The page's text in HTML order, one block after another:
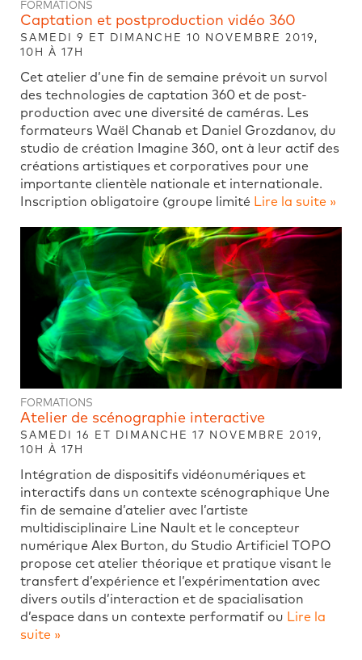
FORMATIONS
Captation et postproduction vidéo 360
SAMEDI 9 ET DIMANCHE 10 NOVEMBRE 2019,
10H À 17H
Cet atelier d’une fin de semaine prévoit un survol
des technologies de captation 360 et de post-
production avec une diversité de caméras. Les
formateurs Waël Chanab et Daniel Grozdanov, du
studio de création Imagine 360, ont à leur actif des
créations artistiques et corporatives pour une
importante clientèle nationale et internationale.
Inscription obligatoire (groupe limité Lire la suite »
FORMATIONS
Atelier de scénographie interactive
SAMEDI 16 ET DIMANCHE 17 NOVEMBRE 2019,
10H À 17H
Intégration de dispositifs vidéonumériques et
interactifs dans un contexte scénographique Une
fin de semaine d’atelier avec l’artiste
multidisciplinaire Line Nault et le concepteur
numérique Alex Burton, du Studio Artificiel TOPO
propose cet atelier théorique et pratique visant le
transfert d’expérience et l’expérimentation avec
divers outils d’interaction et de spacialisation
d’espace dans un contexte performatif ou Lire la
suite »